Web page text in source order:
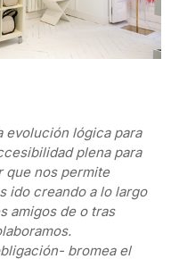
evolución lógica para
plena para
que nos permite
ido creando a lo largo
amigos de o tras
bromea el